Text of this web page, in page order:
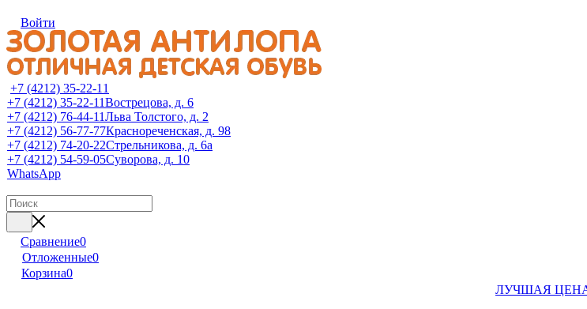
Войти
+7 (4212) 35-22-11
+7 (4212) 35-22-11Вострецова, д. 6
+7 (4212) 76-44-11Льва Толстого, д. 2
+7 (4212) 56-77-77Краснореченская, д. 98
+7 (4212) 74-20-22Стрельникова, д. 6а
+7 (4212) 54-59-05Суворова, д. 10
WhatsApp
Сравнение0
Отложенные0
Корзина0
ЛУЧШАЯ